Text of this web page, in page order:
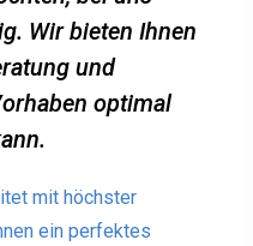
Wir bieten Ihnen
und
optimal
mit höchster
ein perfektes